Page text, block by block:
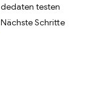
dedaten testen
Nächste Schritte